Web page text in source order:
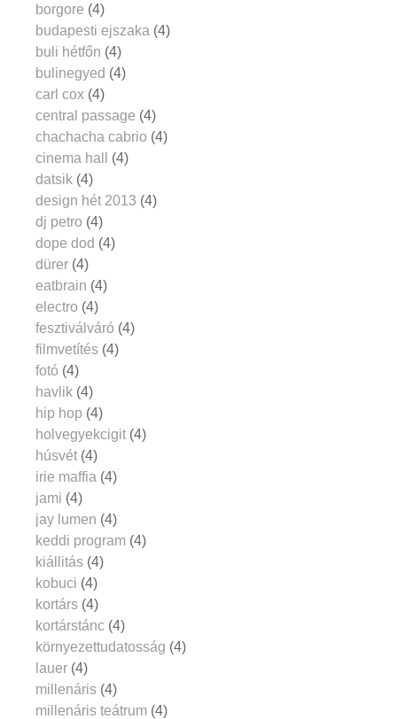
borgore (4)
budapesti ejszaka (4)
buli hétfőn (4)
bulinegyed (4)
carl cox (4)
central passage (4)
chachacha cabrio (4)
cinema hall
(4)
datsik (4)
design hét 2013 (4)
dj petro (4)
dope dod (4)
dürer (4)
eatbrain (4)
electro (4)
fesztiválváró (4)
filmvetítés (4)
fotó (4)
havlik (4)
hip hop (4)
holvegyekcigit (4)
húsvét (4)
irie maffia (4)
jami (4)
jay lumen (4)
keddi program (4)
kiállitás (4)
kobuci (4)
kortárs (4)
kortárstánc (4)
környezettudatosság (4)
lauer (4)
millenáris (4)
millenáris teátrum (4)